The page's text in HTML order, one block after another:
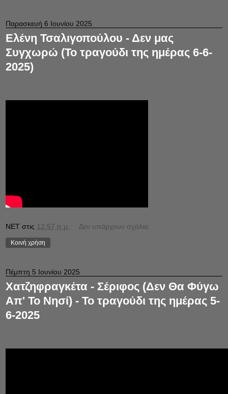
Παρασκευή 6 Ιουνίου 2025
Ελένη Τσαλιγοπούλου - Δεν μας
Συγχωρώ (Το τραγούδι της ημέρας 6-6-
2025)
NET στις 12:57 π.μ. Δεν υπάρχουν σχόλια:
Κοινή χρήση
Πέμπτη 5 Ιουνίου 2025
Χατζηφραγκέτα - Σέριφος (Δεν Θα Φύγω
Απ' Το Νησί) - Το τραγούδι της ημέρας 5-
6-2025